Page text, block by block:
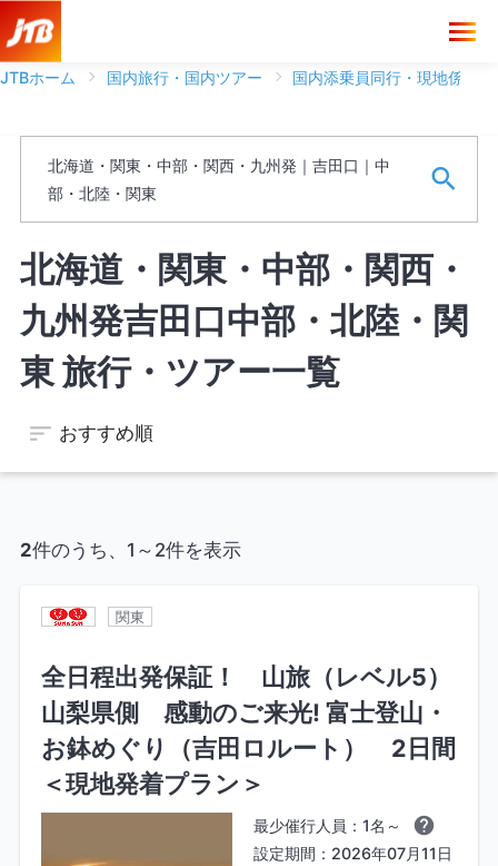
JTBホーム 国内旅行・国内ツアー 国内添乗員同行・現地係員
北海道・関東・中部・関西・九州発｜吉田口｜中
部・北陸・関東
ブランド
フリーワード
※ワードは一語まで、スペースがある場合は文字として認識しま
す。
北海道・関東・中部・関西・
九州発吉田口中部・北陸・関
東 旅行・ツアー一覧
おすすめ順
2件のうち、1～2件を表示
関東
全日程出発保証！ 山旅（レベル5）
山梨県側 感動のご来光! 富士登山・
お鉢めぐり（吉田ロルート） 2日間
＜現地発着プラン＞
最少催行人員：1名～
設定期間：2026年07月11日